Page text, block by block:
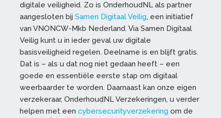
digitale veiligheid. Zo is OnderhoudNL als partner
aangesloten bij Samen Digitaal Veilig, een initiatief
van VNONCW-Mkb Nederland. Via Samen Digitaal
Veilig kunt u in ieder geval uw digitale
basisveiligheid regelen. Deelname is en blijft gratis.
Dat is – als u dat nog niet gedaan heeft – een
goede en essentiële eerste stap om digitaal
weerbaarder te worden. Daarnaast kan onze eigen
verzekeraar, OnderhoudNL Verzekeringen, u verder
helpen met een cybersecurityverzekering om de